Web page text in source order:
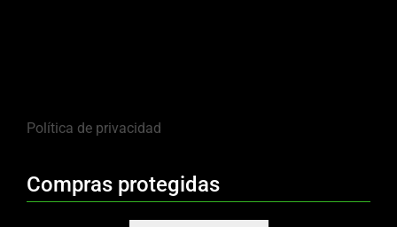
Política de privacidad
Compras protegidas